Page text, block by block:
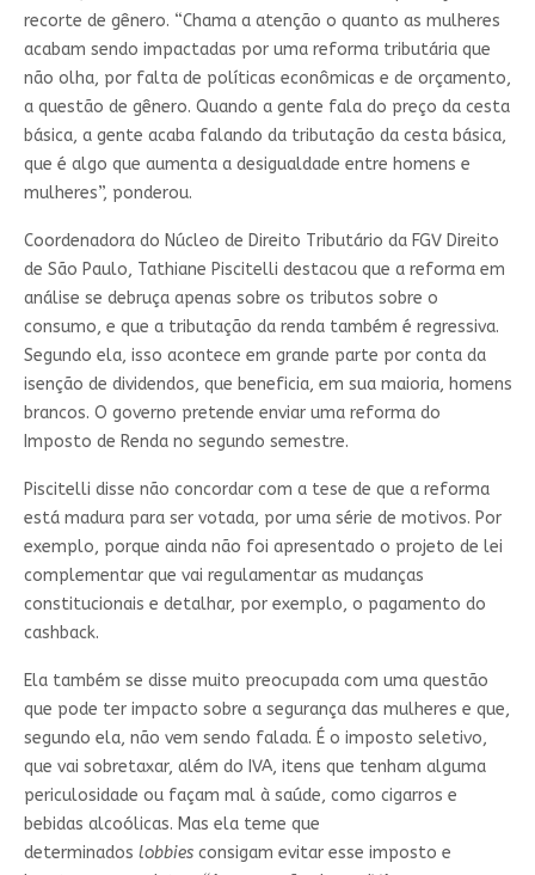
recorte de gênero. “Chama a atenção o quanto as mulheres
acabam sendo impactadas por uma reforma tributária que
não olha, por falta de políticas econômicas e de orçamento,
a questão de gênero. Quando a gente fala do preço da cesta
básica, a gente acaba falando da tributação da cesta básica,
que é algo que aumenta a desigualdade entre homens e
mulheres”, ponderou.
Coordenadora do Núcleo de Direito Tributário da FGV Direito
de São Paulo, Tathiane Piscitelli destacou que a reforma em
análise se debruça apenas sobre os tributos sobre o
consumo, e que a tributação da renda também é regressiva.
Segundo ela, isso acontece em grande parte por conta da
isenção de dividendos, que beneficia, em sua maioria, homens
brancos. O governo pretende enviar uma reforma do
Imposto de Renda no segundo semestre.
Piscitelli disse não concordar com a tese de que a reforma
está madura para ser votada, por uma série de motivos. Por
exemplo, porque ainda não foi apresentado o projeto de lei
complementar que vai regulamentar as mudanças
constitucionais e detalhar, por exemplo, o pagamento do
cashback.
Ela também se disse muito preocupada com uma questão
que pode ter impacto sobre a segurança das mulheres e que,
segundo ela, não vem sendo falada. É o imposto seletivo,
que vai sobretaxar, além do IVA, itens que tenham alguma
periculosidade ou façam mal à saúde, como cigarros e
bebidas alcoólicas. Mas ela teme que
determinados lobbiesconsigam evitar esse imposto e